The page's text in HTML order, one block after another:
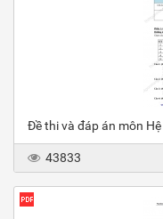
Đề thi và đáp án môn
43833